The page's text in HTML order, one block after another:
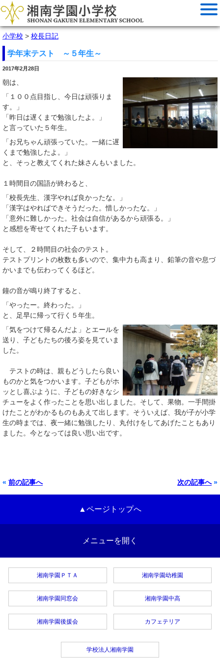
小学校 > 校長日記
学年末テスト ～５年生～
2017年2月28日
朝は、
「１００点目指し、今日は頑張りま
す。」
「昨日は遅くまで勉強したよ。」
と言っていた５年生。
「お兄ちゃん頑張っていた。一緒に遅
くまで勉強したよ。」
と、そっと教えてくれた妹さんもいました。
１時間目の国語が終わると、
「校長先生、漢字やれば良かったな。」
「漢字はやればできそうだった。惜しかったな。」
「意外に難しかった。社会は自信があるから頑張る。」
と感想を寄せてくれた子もいます。
そして、２時間目の社会のテスト。
テストプリントの枚数も多いので、集中力も高まり、鉛筆の音や息づ
かいまでも伝わってくるほど。
鐘の音が鳴り終了すると、
「やったー。終わった。」
と、足早に帰って行く５年生。
「気をつけて帰るんだよ」とエールを
送り、子どもたちの後ろ姿を見ていま
した。
テストの時は、親もどうしたら良い
ものかと気をつかいます。子どもがホ
ッとし喜ぶように、子どもの好きなシ
チューをよく作ったことを思い出しました。そして、果物。一手間掛
けたことがわかるものもあえて出します。そういえば、我が子が小学
生の時までは、夜一緒に勉強したり、丸付けをしてあげたこともあり
ました。今となっては良い思い出です。
« 前の記事へ 次の記事へ»
▲ページトップへ
メニューを開く
湘南学園ＰＴＡ
湘南学園同窓会
湘南学園後援会
湘南学園幼稚園
湘南学園中高
カフェテリア
学校法人湘南学園